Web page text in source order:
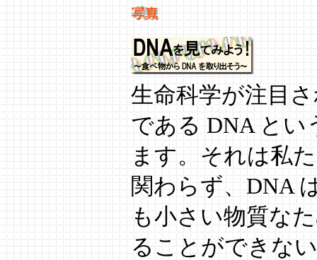
生命科学が注目
である DNA とい
ます。それは私
関わらず、DNA
も小さい物質な
ることができな